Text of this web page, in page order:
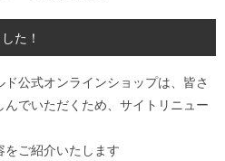
た！
公式オンラインショップは、皆さ
でいただくため、サイトリニュー
をご紹介いたします